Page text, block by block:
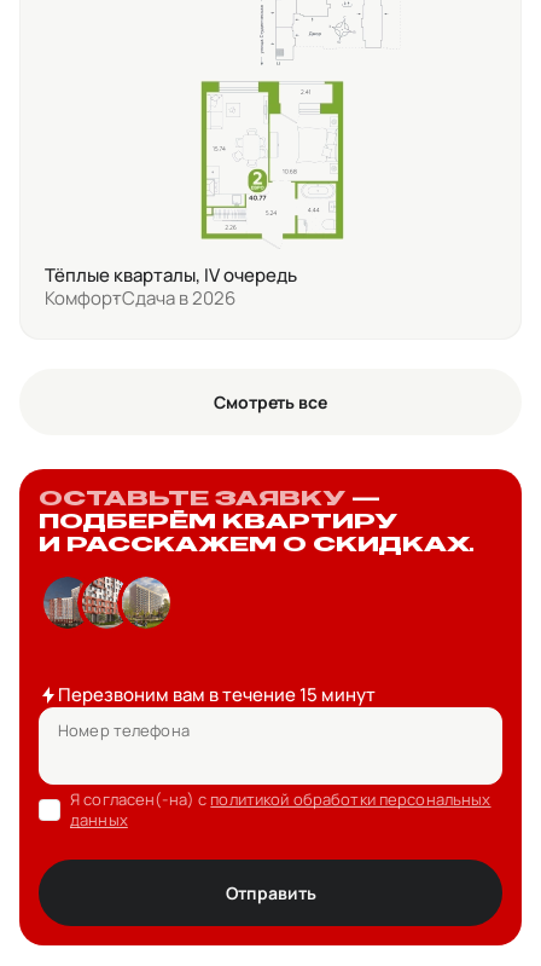
Тёплые кварталы, IV очередь
КомфортСдача в 2026
Смотреть все
ОСТАВЬТЕ ЗАЯВКУ —
ПОДБЕРЁМ КВАРТИРУ
И РАССКАЖЕМ О СКИДКАХ.
Перезвоним вам в течение 15 минут
Номер телефона
Я согласен(-на) с политикой обработки персональных
данных
Отправить